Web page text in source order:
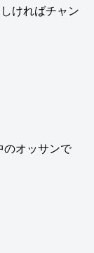
ければチャン
のオッサンで